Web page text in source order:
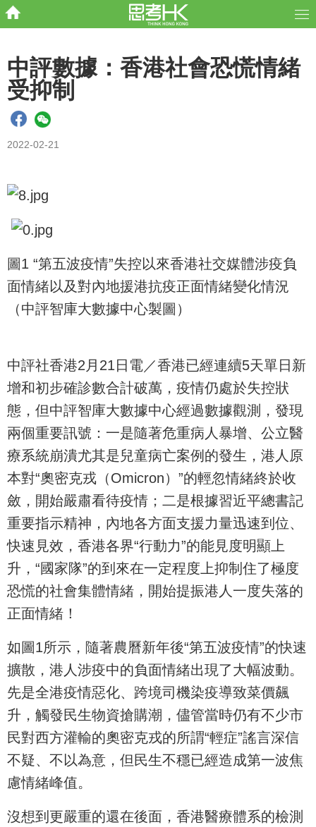
中評數據：香港社會恐慌情緒
受抑制
2022-02-21
圖1 “第五波疫情”失控以來香港社交媒體涉疫負
面情緒以及對內地援港抗疫正面情緒變化情況
（中評智庫大數據中心製圖）
中評社香港2月21日電／香港已經連續5天單日新
增和初步確診數合計破萬，疫情仍處於失控狀
態，但中評智庫大數據中心經過數據觀測，發現
兩個重要訊號：一是隨著危重病人暴增、公立醫
療系統崩潰尤其是兒童病亡案例的發生，港人原
本對“奧密克戎（Omicron）”的輕忽情緒終於收
斂，開始嚴肅看待疫情；二是根據習近平總書記
重要指示精神，內地各方面支援力量迅速到位、
快速見效，香港各界“行動力”的能見度明顯上
升，“國家隊”的到來在一定程度上抑制住了極度
恐慌的社會集體情緒，開始提振港人一度失落的
正面情緒！
如圖1所示，隨著農曆新年後“第五波疫情”的快速
擴散，港人涉疫中的負面情緒出現了大幅波動。
先是全港疫情惡化、跨境司機染疫導致菜價飆
升，觸發民生物資搶購潮，儘管當時仍有不少市
民對西方灌輸的奧密克戎的所謂“輕症”謠言深信
不疑、不以為意，但民生不穩已經造成第一波焦
慮情緒峰值。
沒想到更嚴重的還在後面，香港醫療體系的檢測